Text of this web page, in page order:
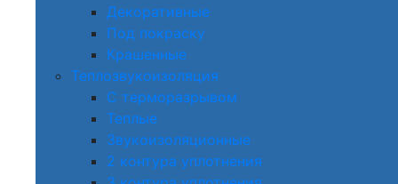
Декоративные
Под покраску
Крашенные
Теплозвукоизоляция
С терморазрывом
Теплые
Звукоизоляционные
2 контура уплотнения